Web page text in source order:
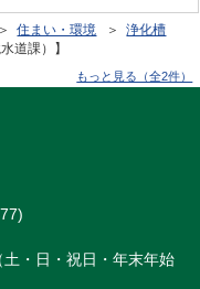
住まい・環境 ＞浄化槽
道課）】
もっと見る（全2件）
・日・祝日・年末年始